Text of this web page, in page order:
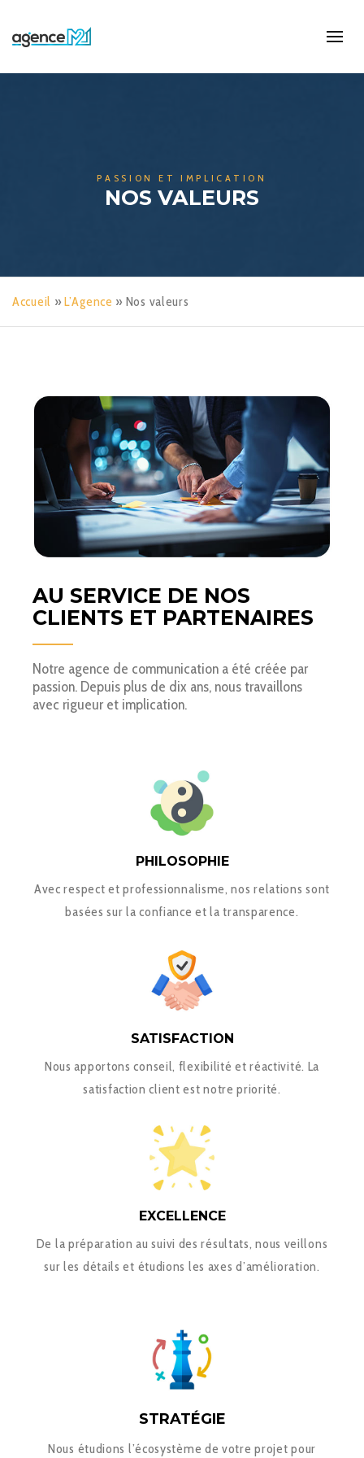
PASSION ET IMPLICATION
NOS VALEURS
Accueil »L’Agence » Nos valeurs
AU SERVICE DE NOS
CLIENTS ET PARTENAIRES
Notre agence de communication a été créée par
passion. Depuis plus de dix ans, nous travaillons
avec rigueur et implication.
PHILOSOPHIE
Avec respect et professionnalisme, nos relations sont
basées sur la confiance et la transparence.
SATISFACTION
Nous apportons conseil, flexibilité et réactivité. La
satisfaction client est notre priorité.
EXCELLENCE
De la préparation au suivi des résultats, nous veillons
sur les détails et étudions les axes d’amélioration.
STRATÉGIE
Nous étudions l’écosystème de votre projet pour